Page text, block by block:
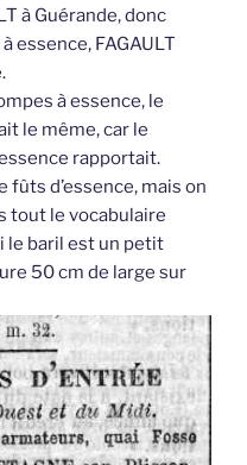
à Guérande, donc
essence, FAGAULT
à essence, le
le même, car le
rapportait.
fûts d’essence, mais on
tout le vocabulaire
le baril est un petit
50 cm de large sur